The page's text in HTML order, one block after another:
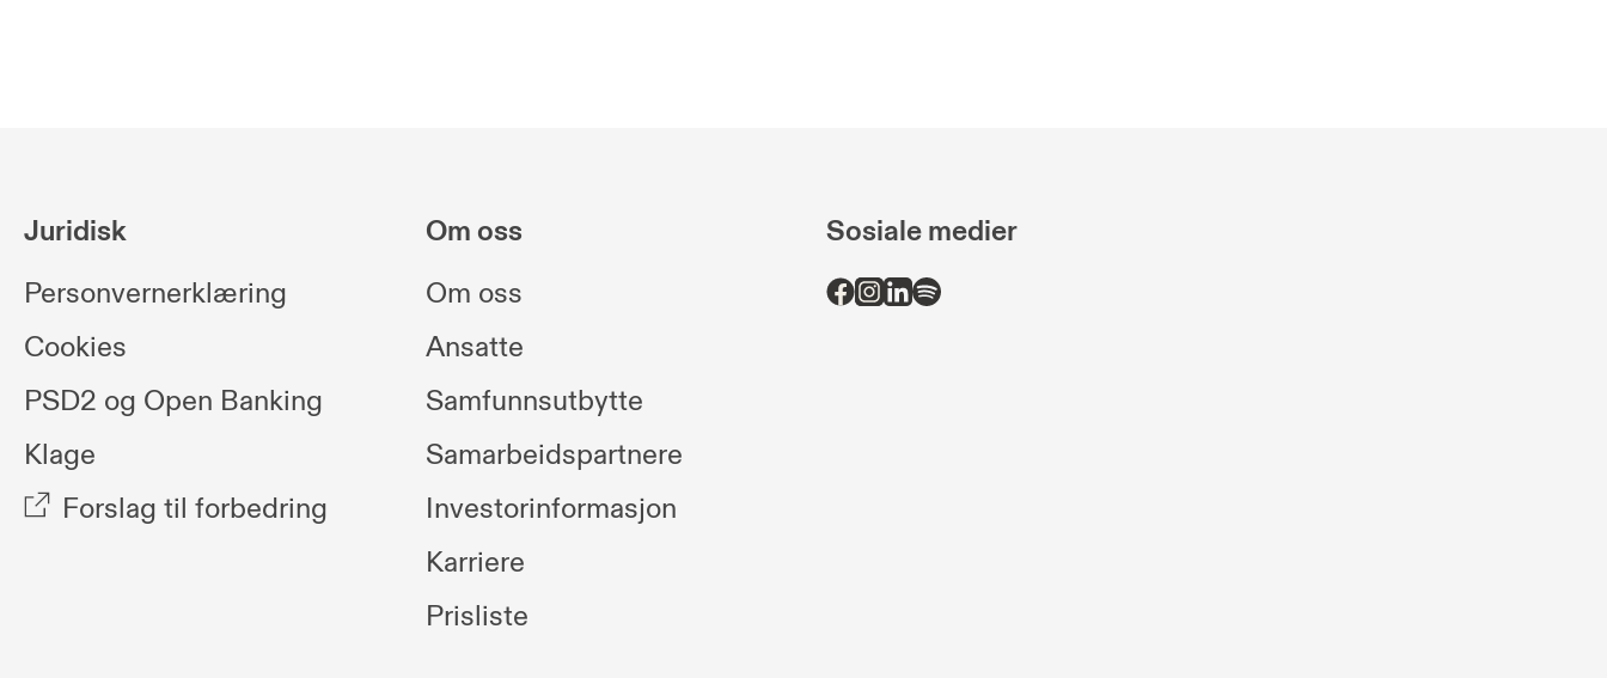
Juridisk
Personvernerklæring
Cookies
PSD2 og Open Banking
Klage
Forslag til forbedring
Om oss
Om oss
Ansatte
Samfunnsutbytte
Samarbeidspartnere
Investorinformasjon
Karriere
Prisliste
Sosiale medier